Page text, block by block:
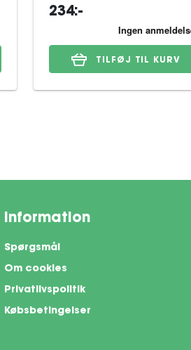
234:-
TILFØJ TIL KURV
Information
Spørgsmål
Om cookies
Privatlivspolitik
Købsbetingelser